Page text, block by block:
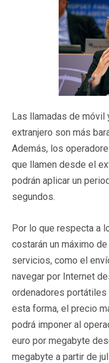
Las llamadas de
extranjero son más
Además, los
que llamen desde el
podrán aplicar un
segundos.
Por lo que respecta a
costarán un máximo
servicios, como el
navegar por Internet
ordenadores portátiles
esta forma, el precio
podrá imponer al
euro por megabyte
megabyte a partir de